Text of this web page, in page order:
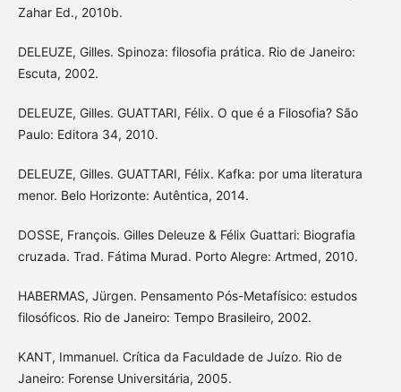
Zahar Ed., 2010b.
DELEUZE, Gilles. Spinoza: filosofia prática. Rio de Janeiro:
Escuta, 2002.
DELEUZE, Gilles. GUATTARI, Félix. O que é a Filosofia? São
Paulo: Editora 34, 2010.
DELEUZE, Gilles. GUATTARI, Félix. Kafka: por uma literatura
menor. Belo Horizonte: Autêntica, 2014.
DOSSE, François. Gilles Deleuze & Félix Guattari: Biografia
cruzada. Trad. Fátima Murad. Porto Alegre: Artmed, 2010.
HABERMAS, Jürgen. Pensamento Pós-Metafísico: estudos
filosóficos. Rio de Janeiro: Tempo Brasileiro, 2002.
KANT, Immanuel. Crítica da Faculdade de Juízo. Rio de
Janeiro: Forense Universitária, 2005.